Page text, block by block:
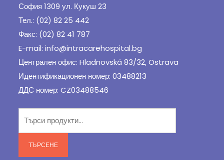
София 1309 ул. Кукуш 23
Тел.: (02) 82 25 442
Факс: (02) 82 41 787
E-mail: info@intracarehospital.bg
Централен офис: Hladnovská 83/32, Ostrava
Идентификационен номер: 03488213
ДДС номер: CZ03488546
ТЪРСЕНЕ